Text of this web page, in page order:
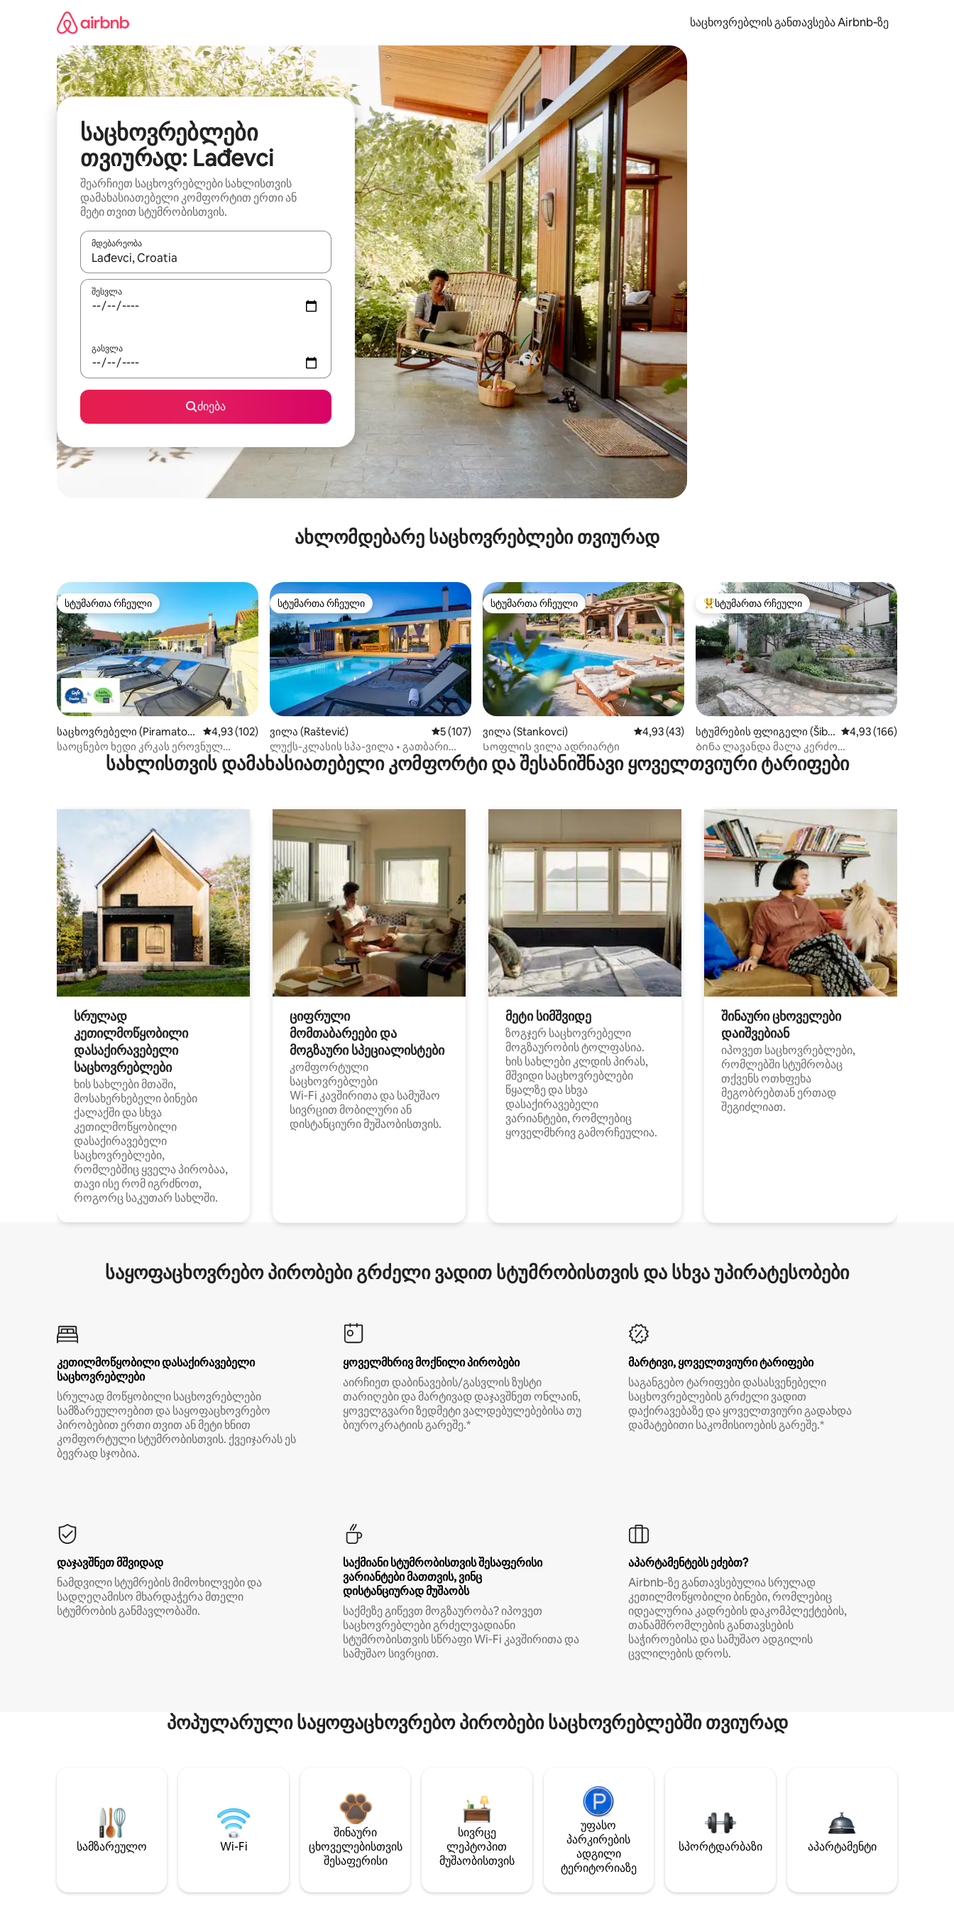
საცხოვრებლის განთავსება Airbnb‑ზე
საცხოვრებლები
თვიურად: Lađevci
შეარჩიეთ საცხოვრებლები სახლისთვის
დამახასიათებელი კომფორტით ერთი ან
მეტი თვით სტუმრობისთვის.
მდებარეობა
როცა შედეგები ხელმისაწვდომი გახდება, ნავიგაციისთვის გამოიყენეთ კლავიშები ზემოთ/ქვემოთ მიმართული ისრებით ან შეხებისა თუ თითის გასმის ჟესტები.
შესვლა
გასვლა
ძიება
ახლომდებარე საცხოვრებლები თვიურად
სტუმართა რჩეული
სტუმართა რჩეული
საცხოვრებელი (Piramatov
ci)
საშუალო შეფასებაა 5‑დან 4,93, 102 მიმოხილვა
4,93 (102)
საოცნებო ხედი კრკას ეროვნულ
სტუმართა რჩეული
სტუმართა რჩეული
ვილა (Raštević) საშუალო შეფასებაა 5‑დან 5, 107 მიმოხილვა
5 (107)
ლუქს-კლასის სპა-ვილა • გათბარი
აუზი, ჯაკუზი და საუნა
სტუმართა რჩეული
სტუმართა რჩეული
ვილა (Stankovci) საშუალო შეფასებაა 5‑დან 4,93, 43 მიმოხილვა
4,93 (43)
Სოფლის ვილა ადრიარტი
სტუმართა რჩეული მოწინავე ვარიანტი
სტუმართა რჩეული
სტუმრების ფლიგელი (Šibe
nik)
საშუალო შეფასებაა
4,93 (166)
Ბინა ლავანდა მალა კერძო
პარკირების ადგილით
სახლისთვის დამახასიათებელი კომფორტი და შესანიშნავი ყოველთვიური ტარიფები
სრულად
კეთილმოწყობილი
დასაქირავებელი
საცხოვრებლები
ხის სახლები მთაში,
მოსახერხებელი ბინები
ქალაქში და სხვა
კეთილმოწყობილი
დასაქირავებელი
საცხოვრებლები,
რომლებშიც ყველა პირობაა,
თავი ისე რომ იგრძნოთ,
როგორც საკუთარ სახლში.
ციფრული
მომთაბარეები და
მოგზაური სპეციალისტები
კომფორტული
საცხოვრებლები
Wi‑Fi კავშირითა და სამუშაო
სივრცით მობილური ან
დისტანციური მუშაობისთვის.
მეტი სიმშვიდე
ზოგჯერ საცხოვრებელი
მოგზაურობის ტოლფასია.
ხის სახლები კლდის პირას,
მშვიდი საცხოვრებლები
წყალზე და სხვა
დასაქირავებელი
ვარიანტები, რომლებიც
ყოველმხრივ გამორჩეულია.
შინაური ცხოველები
დაიშვებიან
იპოვეთ საცხოვრებლები,
რომლებში სტუმრობაც
თქვენს ოთხფეხა
მეგობრებთან ერთად
შეგიძლიათ.
საყოფაცხოვრებო პირობები გრძელი ვადით სტუმრობისთვის და სხვა უპირატესობები
კეთილმოწყობილი დასაქირავებელი
საცხოვრებლები
სრულად მოწყობილი საცხოვრებლები
სამზარეულოებით და საყოფაცხოვრებო
პირობებით ერთი თვით ან მეტი ხნით
კომფორტული სტუმრობისთვის. ქვეიჯარას ეს
ბევრად სჯობია.
ყოველმხრივ მოქნილი პირობები
აირჩიეთ დაბინავების/გასვლის ზუსტი
თარიღები და მარტივად დაჯავშნეთ ონლაინ,
ყოველგვარი ზედმეტი ვალდებულებებისა თუ
ბიუროკრატიის გარეშე.*
მარტივი, ყოველთვიური ტარიფები
საგანგებო ტარიფები დასასვენებელი
საცხოვრებლების გრძელი ვადით
დაქირავებაზე და ყოველთვიური გადახდა
დამატებითი საკომისიოების გარეშე.*
დაჯავშნეთ მშვიდად
ნამდვილი სტუმრების მიმოხილვები და
სადღეღამისო მხარდაჭერა მთელი
სტუმრობის განმავლობაში.
საქმიანი სტუმრობისთვის შესაფერისი
ვარიანტები მათთვის, ვინც
დისტანციურად მუშაობს
საქმეზე გიწევთ მოგზაურობა? იპოვეთ
საცხოვრებლები გრძელვადიანი
სტუმრობისთვის სწრაფი Wi‑Fi კავშირითა და
სამუშაო სივრცით.
აპარტამენტებს ეძებთ?
Airbnb‑ზე განთავსებულია სრულად
კეთილმოწყობილი ბინები, რომლებიც
იდეალურია კადრების დაკომპლექტების,
თანამშრომლების განთავსების
საჭიროებისა და სამუშაო ადგილის
ცვლილების დროს.
პოპულარული საყოფაცხოვრებო პირობები საცხოვრებლებში თვიურად
სამზარეულო Wi-Fi
შინაური
ცხოველებისთვის
შესაფერისი
სივრცე
ლეპტოპით
მუშაობისთვის
უფასო
პარკირების
ადგილი
ტერიტორიაზე
სპორტდარბაზი აპარტამენტი